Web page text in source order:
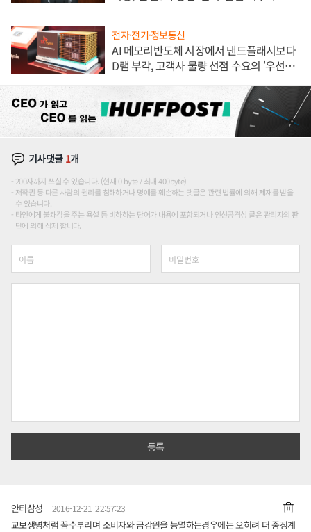
전자·전기·정보통신
AI 메모리반도체 시장에서 낸드플래시보다
D램 부각, 고객사 물량 선점 수요의 '우선순
기사댓글 1개
200자까지 쓰실 수 있습니다. (현재 0 byte / 최대 400byte)
저작권 등 다른 사람의 권리를 침해하거나 명예를 훼손하는 댓글은 관련 법률에 의해 제재를 받을
수 있습니다.
타인에게 불쾌감을 주는 욕설 등 비하하는 단어가 내용에 포함되거나 인신공격성 글은 관리자의 판
단에 의해 삭제 합니다.
안티삼성 2016-12-21 22:57:23
교보생명처럼 꼼수부리며 소비자와 금감원을 능멸하는경우에는 오히려 더 중징계